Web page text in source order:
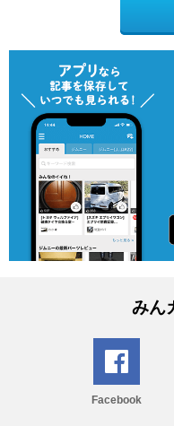
みん
Facebook